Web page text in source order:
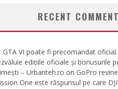
RECENT
GTA VI poate fi precomandat
edițiile oficiale și bonusurile
– Urbanteh.ro on GoPro
One este răspunsul pe care